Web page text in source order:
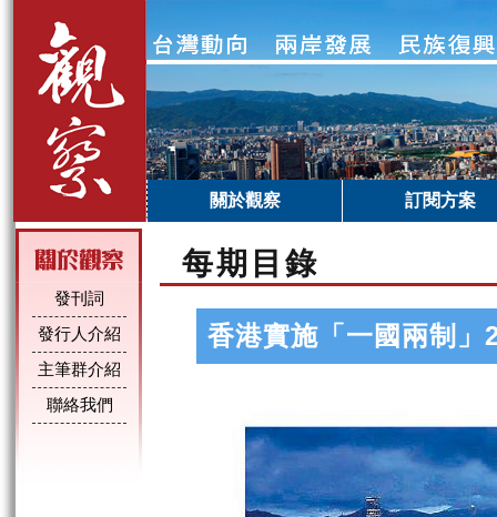
關於觀察 訂閱方案
發刊詞
發行人介紹
主筆群介紹
聯絡我們
每期目錄
香港實施「一國兩制」